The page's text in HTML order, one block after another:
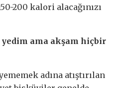
200 kalori alacağınızı
ama akşam hiçbir
adına atıştırılan